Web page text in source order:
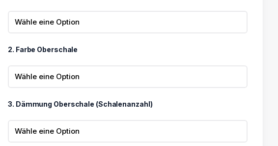
272,75 €
2. Farbe Oberschale
3. Dämmung Oberschale (Schalenanzahl)